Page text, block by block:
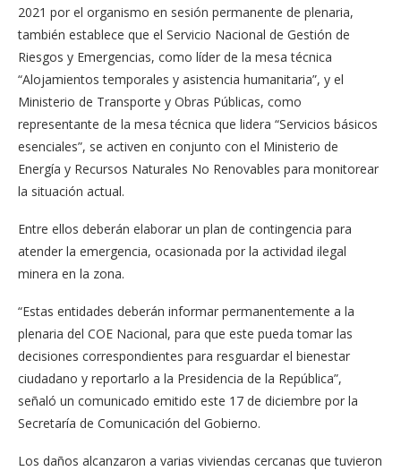
2021 por el organismo en sesión permanente de plenaria,
también establece que el Servicio Nacional de Gestión de
Riesgos y Emergencias, como líder de la mesa técnica
“Alojamientos temporales y asistencia humanitaria”, y el
Ministerio de Transporte y Obras Públicas, como
representante de la mesa técnica que lidera “Servicios básicos
esenciales”, se activen en conjunto con el Ministerio de
Energía y Recursos Naturales No Renovables para monitorear
la situación actual.
Entre ellos deberán elaborar un plan de contingencia para
atender la emergencia, ocasionada por la actividad ilegal
minera en la zona.
“Estas entidades deberán informar permanentemente a la
plenaria del COE Nacional, para que este pueda tomar las
decisiones correspondientes para resguardar el bienestar
ciudadano y reportarlo a la Presidencia de la República”,
señaló un comunicado emitido este 17 de diciembre por la
Secretaría de Comunicación del Gobierno.
Los daños alcanzaron a varias viviendas cercanas que tuvieron